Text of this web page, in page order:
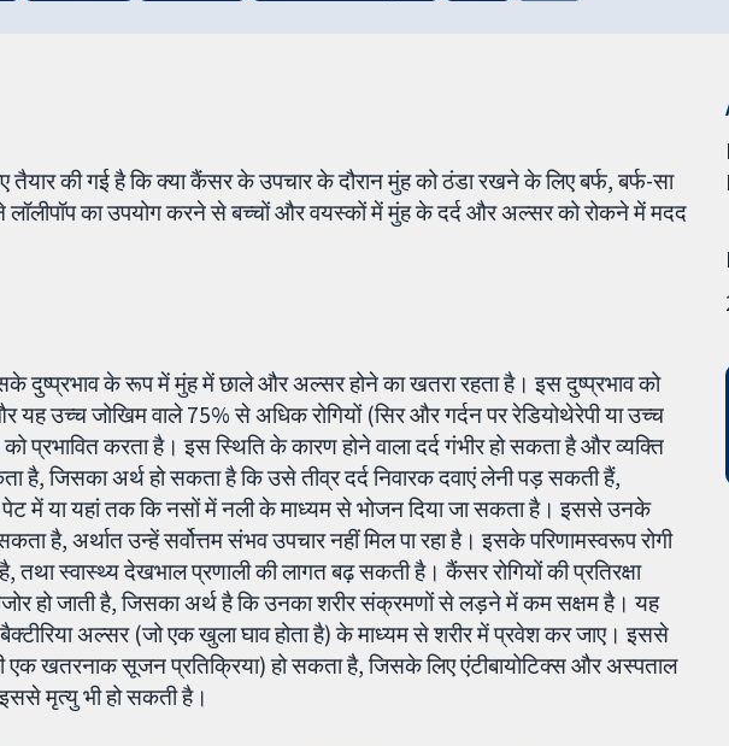
की गई है कि क्या कैंसर के उपचार के दौरान मुंह को ठंडा रखने के लिए बर्फ, बर्फ-सा
लॉलीपॉप का उपयोग करने से बच्चों और वयस्कों में मुंह के दर्द और अल्सर को रोकने में मदद
दुष्प्रभाव के रूप में मुंह में छाले और अल्सर होने का खतरा रहता है। इस दुष्प्रभाव को
यह उच्च जोखिम वाले 75% से अधिक रोगियों (सिर और गर्दन पर रेडियोथेरेपी या उच्च
प्रभावित करता है। इस स्थिति के कारण होने वाला दर्द गंभीर हो सकता है और व्यक्ति
है, जिसका अर्थ हो सकता है कि उसे तीव्र दर्द निवारक दवाएं लेनी पड़ सकती हैं,
में या यहां तक ​​कि नसों में नली के माध्यम से भोजन दिया जा सकता है। इससे उनके
है, अर्थात उन्हें सर्वोत्तम संभव उपचार नहीं मिल पा रहा है। इसके परिणामस्वरूप रोगी
स्वास्थ्य देखभाल प्रणाली की लागत बढ़ सकती है। कैंसर रोगियों की प्रतिरक्षा
हो जाती है, जिसका अर्थ है कि उनका शरीर संक्रमणों से लड़ने में कम सक्षम है। यह
अल्सर (जो एक खुला घाव होता है) के माध्यम से शरीर में प्रवेश कर जाए। इससे
खतरनाक सूजन प्रतिक्रिया) हो सकता है, जिसके लिए एंटीबायोटिक्स और अस्पताल
मृत्यु भी हो सकती है।